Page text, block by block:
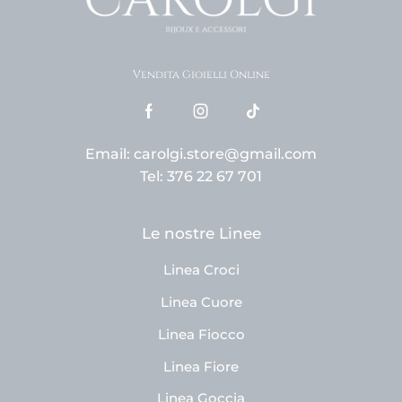
Vendita Gioielli Online
Email: carolgi.store@gmail.com
Tel: 376 22 67 701
Le nostre Linee
Linea Croci
Linea Cuore
Linea Fiocco
Linea Fiore